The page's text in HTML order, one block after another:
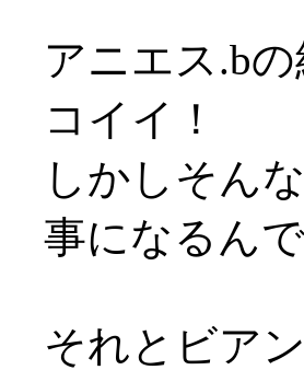
アニエス.b
コイイ！
しかしそん
事になるん
それとビア